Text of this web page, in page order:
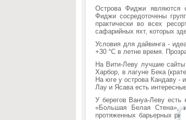
Острова Фиджи являются
Фиджи сосредоточены
практически во всех
сафарийных яхт, которых
Условия для дайвинга -
+30 °C в летне время.
На Вити-Леву лучшие
Харбор, в лагуне Бека
На юге у острова Кандаву -
Лау и Ясава есть
У берегов Вануа-Леву есть
«Большая Белая Стена»,
протяженных барьерных